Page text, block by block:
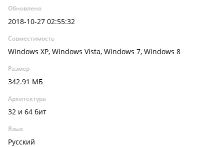
Обновлено
2018-10-27 02:55:32
Совместимость
Windows XP, Windows Vista, Windows 7, Windows 8
Размер
342.91 МБ
Архитектура
32 и 64 бит
Язык
Русский